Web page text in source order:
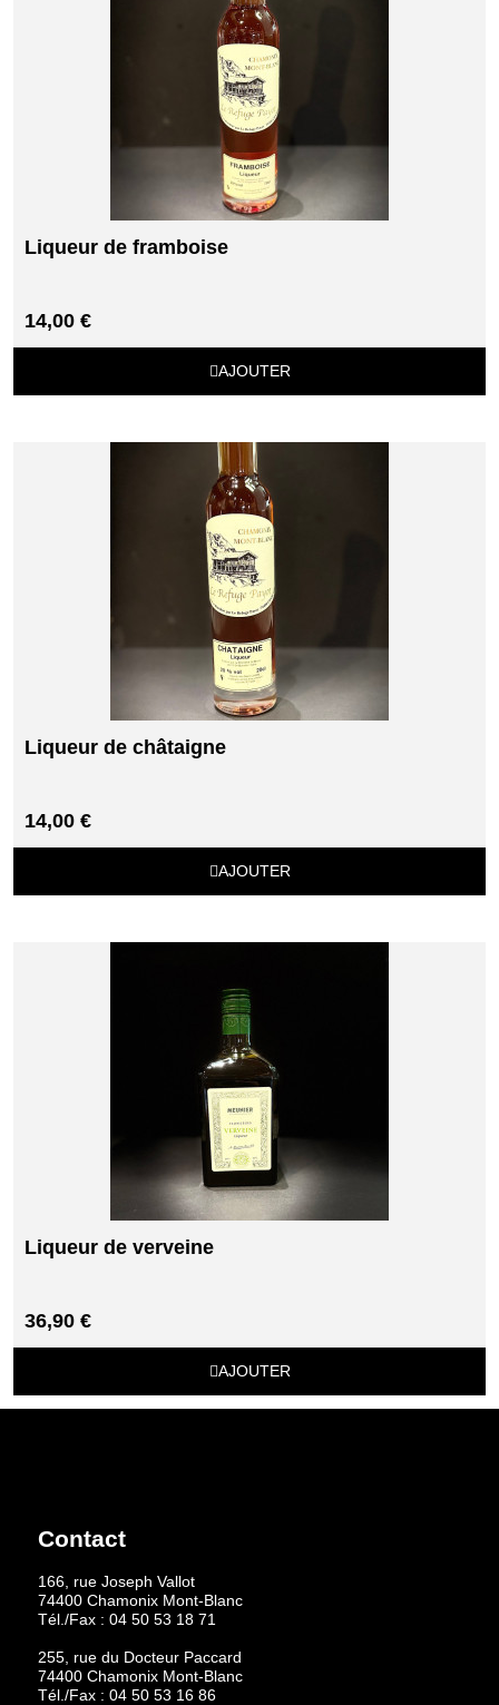
Liqueur de framboise
14,00 €
AJOUTER
Liqueur de châtaigne
14,00 €
AJOUTER
Liqueur de verveine
36,90 €
AJOUTER
Contact
166, rue Joseph Vallot
74400 Chamonix Mont-Blanc
Tél./Fax : 04 50 53 18 71
255, rue du Docteur Paccard
74400 Chamonix Mont-Blanc
Tél./Fax : 04 50 53 16 86